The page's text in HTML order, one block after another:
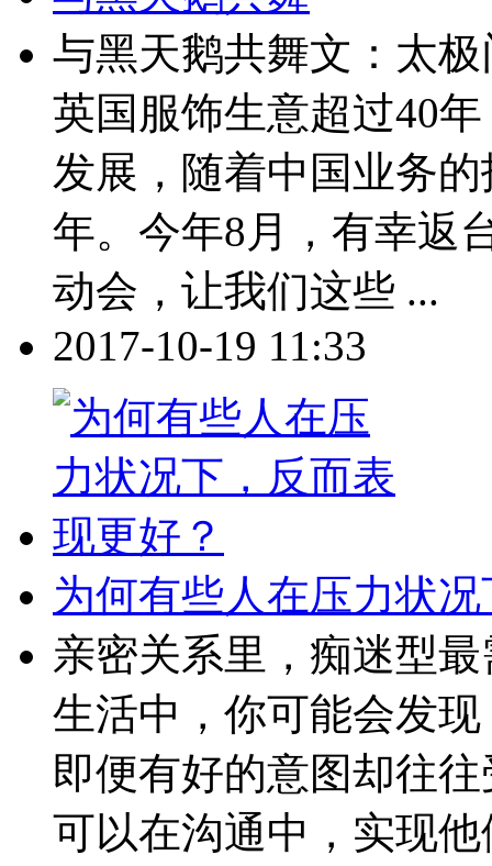
与黑天鹅共舞文：太
英国服饰生意超过40
发展，随着中国业务
年。今年8月，有幸返
动会，让我们这些 ...
2017-10-19 11:33
为何有些人在压力状
亲密关系里，痴迷型
生活中，你可能会发
即便有好的意图却往
可以在沟通中，实现